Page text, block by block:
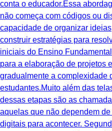
conta o educador.Essa
não começa com códigos ou
capacidade de organizar
construir estratégias para
iniciais do Ensino
para a elaboração de projetos
gradualmente a complexidade
estudantes.Muito além das
dessas etapas são as
aquelas que não dependem
digitais para acontecer.